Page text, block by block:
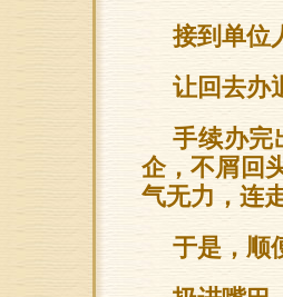
接到单位
让回去办
手续办完
企，不屑回
气无力，连
于是，顺